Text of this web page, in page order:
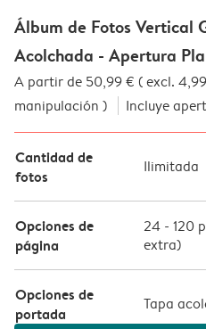
Álbum de Fotos Vertical
Acolchada - Apertura
A partir de 50,99 € ( excl.
manipulación )
Incluye
Cantidad de
fotos
Ilimitada
Opciones de
página
24 - 120
extra)
Opciones de
portada
Tapa